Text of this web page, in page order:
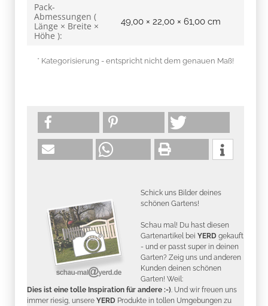
Pack-
Abmessungen (
Länge × Breite ×
Höhe ):
49,00 × 22,00 × 61,00 cm
* Kategorisierung - entspricht nicht dem genauen Maß!
Schick uns Bilder deines
schönen Gartens!
Schau mal! Du hast diesen
Gartenartikel bei YERD gekauft
- und er passt super in deinen
Garten? Zeig uns und anderen
Kunden deinen schönen
Garten! Weil:
Dies ist eine tolle Inspiration für andere :-) . Und wir freuen uns
immer riesig, unsere YERD Produkte in tollen Umgebungen zu